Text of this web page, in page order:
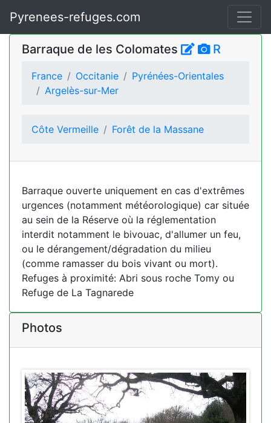
Pyrenees-refuges.com
Barraque de les Colomates R
France Occitanie
Pyrénées-Orientales
Argelès-sur-Mer
Côte Vermeille Forêt de la Massane
Barraque ouverte uniquement en cas d'extrêmes
urgences (notamment météorologique) car située
au sein de la Réserve où la réglementation
interdit notamment le bivouac, d'allumer un feu,
ou le dérangement/dégradation du milieu
(comme ramasser du bois vivant ou mort).
Refuges à proximité: Abri sous roche Tomy ou
Refuge de La Tagnarede
Photos